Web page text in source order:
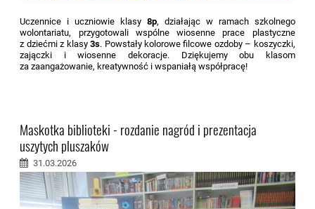
Uczennice i uczniowie klasy 8p, działając w ramach szkolnego
wolontariatu, przygotowali wspólne wiosenne prace plastyczne
z dziećmi z klasy3s. Powstały kolorowe filcowe ozdoby – koszyczki,
zajączki i wiosenne dekoracje. Dziękujemy obu klasom
za zaangażowanie, kreatywność i wspaniałą współpracę!
Maskotka biblioteki - rozdanie nagród i prezentacja
uszytych pluszaków
31.03.2026